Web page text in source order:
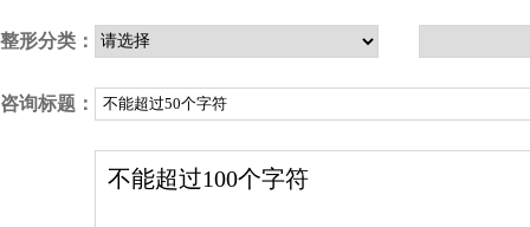
整形分类：
咨询标题：